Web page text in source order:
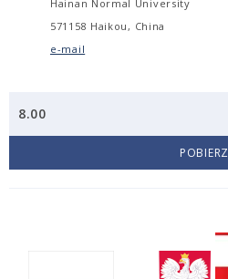
Hainan Normal University
571158 Haikou, China
e-mail
8.00
POBIERZ